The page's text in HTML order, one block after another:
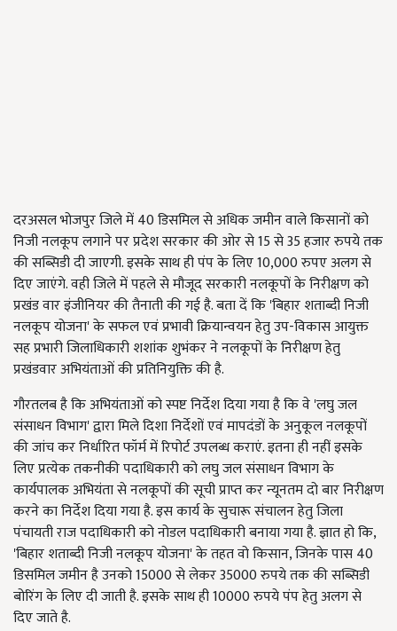
दरअसल भोजपुर जिले में 40 डिसमिल से अधिक जमीन वाले किसानों को
निजी नलकूप लगाने पर प्रदेश सरकार की ओर से 15 से 35 हजार रुपये तक
की सब्सिडी दी जाएगी. इसके साथ ही पंप के लिए 10,000 रुपए अलग से
दिए जाएंगे. वही जिले में पहले से मौजूद सरकारी नलकूपों के निरीक्षण को
प्रखंड वार इंजीनियर की तैनाती की गई है. बता दें कि 'बिहार शताब्दी निजी
नलकूप योजना' के सफल एवं प्रभावी क्रियान्वयन हेतु उप-विकास आयुक्त
सह प्रभारी जिलाधिकारी शशांक शुभंकर ने नलकूपों के निरीक्षण हेतु
प्रखंडवार अभियंताओं की प्रतिनियुक्ति की है.
गौरतलब है कि अभियंताओं को स्पष्ट निर्देश दिया गया है कि वे 'लघु जल
संसाधन विभाग' द्वारा मिले दिशा निर्देशों एवं मापदंडों के अनुकूल नलकूपों
की जांच कर निर्धारित फॉर्म में रिपोर्ट उपलब्ध कराएं. इतना ही नहीं इसके
लिए प्रत्येक तकनीकी पदाधिकारी को लघु जल संसाधन विभाग के
कार्यपालक अभियंता से नलकूपों की सूची प्राप्त कर न्यूनतम दो बार निरीक्षण
करने का निर्देश दिया गया है. इस कार्य के सुचारू संचालन हेतु जिला
पंचायती राज पदाधिकारी को नोडल पदाधिकारी बनाया गया है. ज्ञात हो कि,
'बिहार शताब्दी निजी नलकूप योजना' के तहत वो किसान, जिनके पास 40
डिसमिल जमीन है उनको 15000 से लेकर 35000 रुपये तक की सब्सिडी
बोरिंग के लिए दी जाती है. इसके साथ ही 10000 रुपये पंप हेतु अलग से
दिए जाते है.